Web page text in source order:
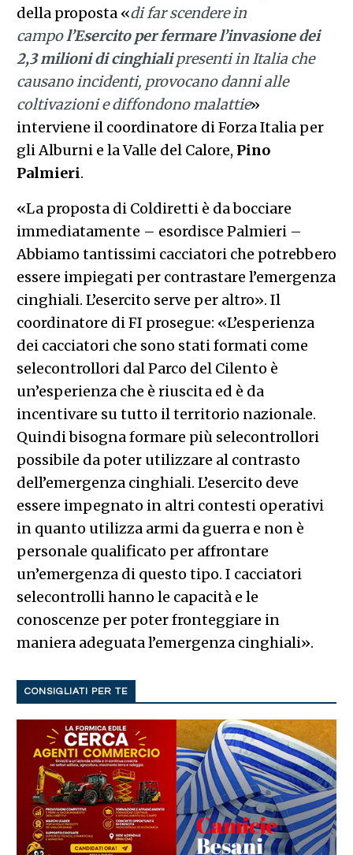
della proposta «di far scendere in
campol’Esercito per fermare l’invasione dei
2,3 milioni di cinghialipresenti in Italia che
causano incidenti, provocano danni alle
coltivazioni e diffondono malattie»
interviene il coordinatore di Forza Italia per
gli Alburni e la Valle del Calore, Pino
Palmieri.
«La proposta di Coldiretti è da bocciare
immediatamente – esordisce Palmieri –
Abbiamo tantissimi cacciatori che potrebbero
essere impiegati per contrastare l’emergenza
cinghiali. L’esercito serve per altro». Il
coordinatore di FI prosegue: «L’esperienza
dei cacciatori che sono stati formati come
selecontrollori dal Parco del Cilento è
un’esperienza che è riuscita ed è da
incentivare su tutto il territorio nazionale.
Quindi bisogna formare più selecontrollori
possibile da poter utilizzare al contrasto
dell’emergenza cinghiali. L’esercito deve
essere impegnato in altri contesti operativi
in quanto utilizza armi da guerra e non è
personale qualificato per affrontare
un’emergenza di questo tipo. I cacciatori
selecontrolli hanno le capacità e le
conoscenze per poter fronteggiare in
maniera adeguata l’emergenza cinghiali».
CONSIGLIATI PER TE